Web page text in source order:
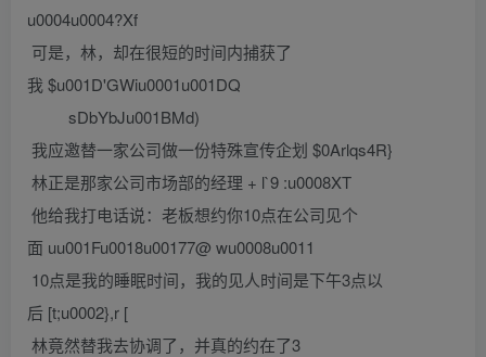
u0004u0004?Xf
可是，林，却在很短的时间内捕获了
我 $u001D'GWiu0001u001DQ
sDbYbJu001BMd)
我应邀替一家公司做一份特殊宣传企划 $0Arlqs4R}
林正是那家公司市场部的经理 + l`9 :u0008XT
他给我打电话说：老板想约你10点在公司见个
面 uu001Fu0018u00177@ wu0008u0011
10点是我的睡眠时间，我的见人时间是下午3点以
后 [t;u0002},r [
林竟然替我去协调了，并真的约在了3